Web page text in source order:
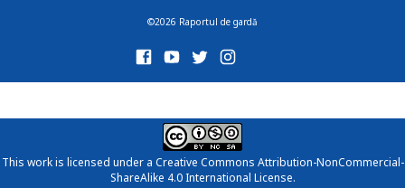
©2026 Raportul de gardă
This work is licensed under a Creative Commons Attribution-NonCommercial-
ShareAlike 4.0 International License.